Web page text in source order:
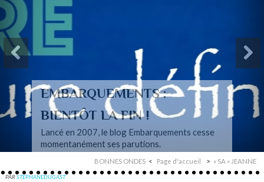
EMBARQUEMENTS :
BIENTÔT LA FIN !
Lancé en 2007, le blog Embarquements cesse
momentanément ses parutions.
BONNES ONDES Page d'accueil « SA » JEANNE
PARSTEPHANEDUGAST